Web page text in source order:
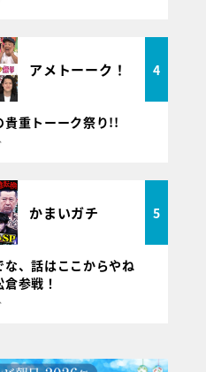
アメトーーク！ 4
貴重トーーク祭り!!
かまいガチ 5
な、話はここからやね
参戦！